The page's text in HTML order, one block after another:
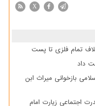
X
تمام فلزی تا پست
داد
بازخوانی میراث ابن
اجتماعی زیارت امام